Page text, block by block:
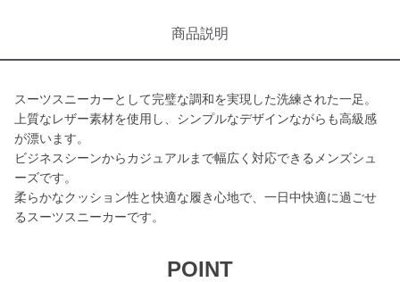
商品説明
スーツスニーカーとして完璧な調和を実現した洗練された一足。
上質なレザー素材を使用し、シンプルなデザインながらも高級感
が漂います。
ビジネスシーンからカジュアルまで幅広く対応できるメンズシュ
ーズです。
柔らかなクッション性と快適な履き心地で、一日中快適に過ごせ
るスーツスニーカーです。
POINT